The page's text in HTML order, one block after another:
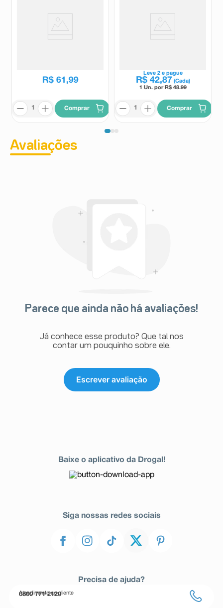
R$ 61 ,99
Comprar
Leve 2e pague
R$ 42,87 (Cada)
1 Un. por R$ 48.99
Comprar
Avaliações
Parece que ainda não há avaliações!
Já conhece esse produto? Que tal nos
contar um pouquinho sobre ele.
Escrever avaliação
Baixe o aplicativo da Drogal!
Siga nossas redes sociais
Precisa de ajuda?
Atendimento ao cliente
0800 771 2120